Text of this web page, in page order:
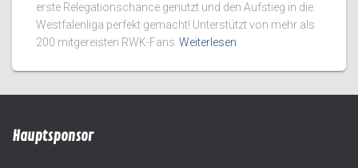
erste Relegationschance genutzt und den Aufstieg in die
Westfalenliga perfekt gemacht! Unterstützt von mehr als
200 mitgereisten RWK-Fans Weiterlesen
Hauptsponsor